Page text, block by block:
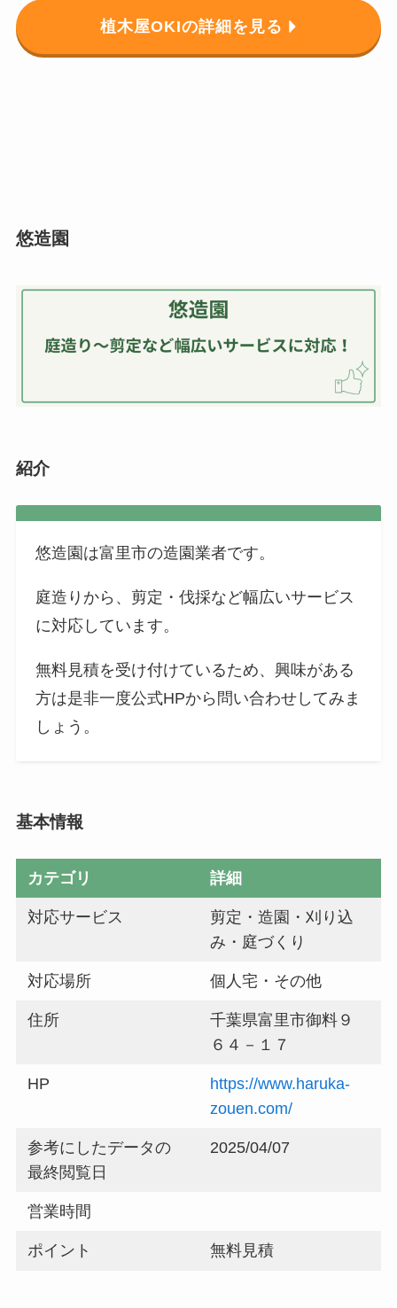
植木屋OKIの詳細を見る
悠造園
紹介
悠造園は富里市の造園業者です。
庭造りから、剪定・伐採など幅広いサービス
に対応しています。
無料見積を受け付けているため、興味がある
方は是非一度公式HPから問い合わせしてみま
しょう。
基本情報
カテゴリ 詳細
対応サービス
剪定・造園・刈り込
み・庭づくり
対応場所 個人宅・その他
住所
千葉県富里市御料９
６４－１７
HP
https://www.haruka-
zouen.com/
参考にしたデータの
最終閲覧日
2025/04/07
営業時間
ポイント 無料見積